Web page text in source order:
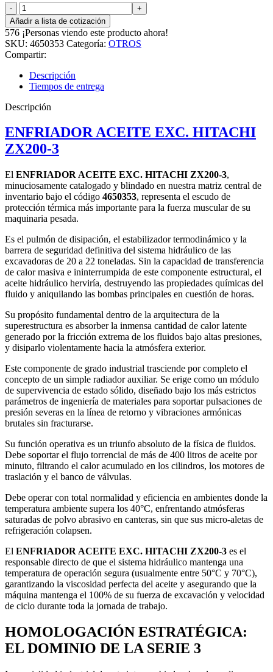
ENFRIADOR
ACEITE
EXC.
HITACHI
ZX200-
3
cantidad
Añadir a lista de cotización
576 ¡Personas viendo este producto ahora!
SKU: 4650353 Categoría: OTROS
Compartir:
Descripción
Tiempos de entrega
Descripción
ENFRIADOR ACEITE EXC. HITACHI
ZX200-3
El ENFRIADOR ACEITE EXC. HITACHI ZX200-3,
minuciosamente catalogado y blindado en nuestra matriz central de
inventario bajo el código 4650353, representa el escudo de
protección térmica más importante para la fuerza muscular de su
maquinaria pesada.
Es el pulmón de disipación, el estabilizador termodinámico y la
barrera de seguridad definitiva del sistema hidráulico de las
excavadoras de 20 a 22 toneladas. Sin la capacidad de transferencia
de calor masiva e ininterrumpida de este componente estructural, el
aceite hidráulico herviría, destruyendo las propiedades químicas del
fluido y aniquilando las bombas principales en cuestión de horas.
Su propósito fundamental dentro de la arquitectura de la
superestructura es absorber la inmensa cantidad de calor latente
generado por la fricción extrema de los fluidos bajo altas presiones,
y disiparlo violentamente hacia la atmósfera exterior.
Este componente de grado industrial trasciende por completo el
concepto de un simple radiador auxiliar. Se erige como un módulo
de supervivencia de estado sólido, diseñado bajo los más estrictos
parámetros de ingeniería de materiales para soportar pulsaciones de
presión severas en la línea de retorno y vibraciones armónicas
brutales sin fracturarse.
Su función operativa es un triunfo absoluto de la física de fluidos.
Debe soportar el flujo torrencial de más de 400 litros de aceite por
minuto, filtrando el calor acumulado en los cilindros, los motores de
traslación y el banco de válvulas.
Debe operar con total normalidad y eficiencia en ambientes donde la
temperatura ambiente supera los 40°C, enfrentando atmósferas
saturadas de polvo abrasivo en canteras, sin que sus micro-aletas de
refrigeración colapsen.
El ENFRIADOR ACEITE EXC. HITACHI ZX200-3 es el
responsable directo de que el sistema hidráulico mantenga una
temperatura de operación segura (usualmente entre 50°C y 70°C),
garantizando la viscosidad perfecta del aceite y asegurando que la
máquina mantenga el 100% de su fuerza de excavación y velocidad
de ciclo durante toda la jornada de trabajo.
HOMOLOGACIÓN ESTRATÉGICA:
EL DOMINIO DE LA SERIE 3